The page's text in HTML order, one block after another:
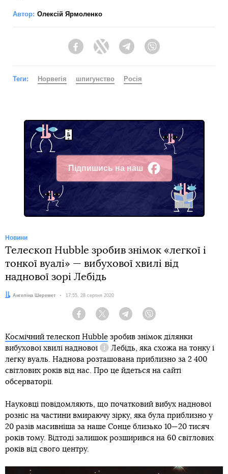
Автор: Олексій Ярмоленко
FacebookTwitter Telegram
Теги: Норвегія шпигунство Росія
Підпишись на наш
Facebook
Новини
Телескоп Hubble зробив знімок «легкої і
тонкої вуалі» — вибухової хвилі від
наднової зорі Лебідь
Автор:
Ангеліна Шеремет Дата:
17:55, 28 серпня 2020
Facebook Twitter Telegram
Космічний телескоп Hubble зробив знімок ділянки
вибухової хвилі наднової
Довідка
Лебідь, яка схожа на тонку і
легку вуаль. Наднова розташована приблизно за 2 400
світлових років від нас. Про це йдеться на сайті
обсерваторії.
Науковці повідомляють, що початковий вибух наднової
розніс на частини вмираючу зірку, яка була приблизно у
20 разів масивніша за наше Сонце близько 10—20 тисяч
років тому. Відтоді залишок розширився на 60 світлових
років від свого центру.